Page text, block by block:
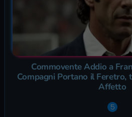
Commovente Addio a
Compagni Portano il Feretro,
Affetto